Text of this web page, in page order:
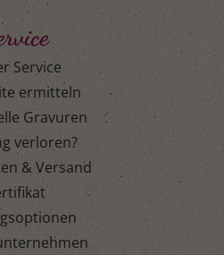
Service
ermitteln
Gravuren
verloren?
& Versand